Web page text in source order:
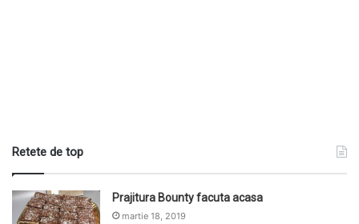
Retete de top
Prajitura Bounty facuta acasa
martie 18, 2019